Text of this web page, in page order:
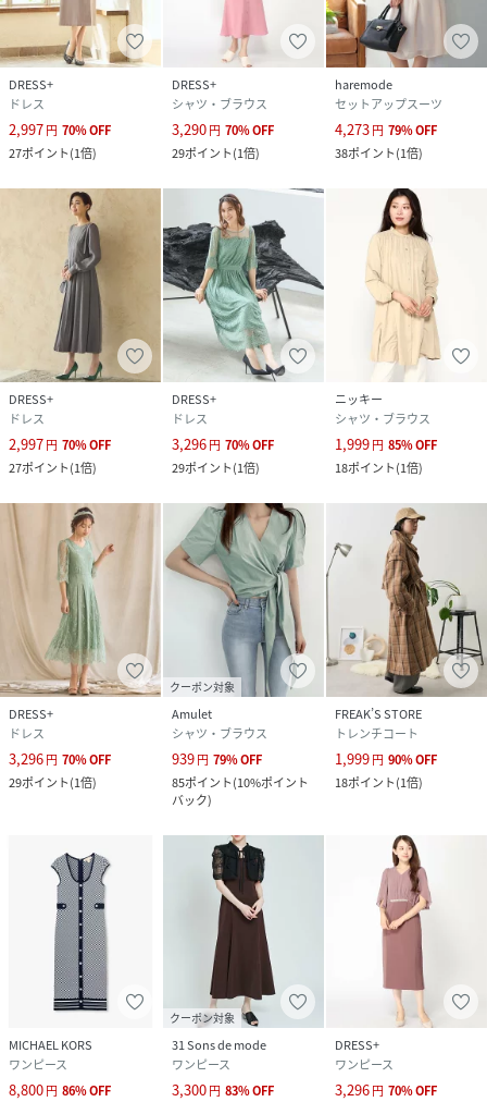
DRESS+
ドレス
2,997円 70%OFF
27ポイント(1倍)
DRESS+
シャツ・ブラウス
3,290円 70%OFF
29ポイント(1倍)
haremode
セットアップスーツ
4,273円 79%OFF
38ポイント(1倍)
DRESS+
ドレス
2,997円 70%OFF
27ポイント(1倍)
DRESS+
ドレス
3,296円 70%OFF
29ポイント(1倍)
ニッキー
シャツ・ブラウス
1,999円 85%OFF
18ポイント(1倍)
DRESS+
ドレス
3,296円 70%OFF
29ポイント(1倍)
クーポン対象
Amulet
シャツ・ブラウス
939円 79%OFF
85ポイント(10%ポイント
バック)
FREAK’S STORE
トレンチコート
1,999円 90%OFF
18ポイント(1倍)
MICHAEL KORS
ワンピース
8,800円 86%OFF
クーポン対象
31 Sons de mode
ワンピース
3,300円 83%OFF
DRESS+
ワンピース
3,296円 70%OFF